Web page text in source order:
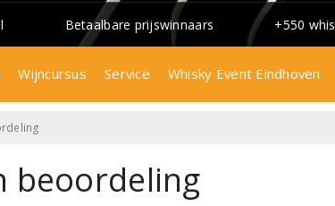
Betaalbare prijswinnaars +550
Wijncursus Service Whisky Event Eindhoven
beoordeling